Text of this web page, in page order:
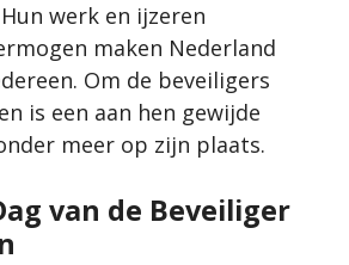
werk en ijzeren
maken Nederland
Om de beveiligers
is een aan hen gewijde
meer op zijn plaats.
van de Beveiliger